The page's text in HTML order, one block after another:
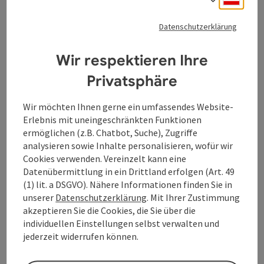
Farbstiften pro Jahr der bedeutendste Hersteller der
Bildhaft ausgedrückt ergeben die Stifte – hintereinander
acht mal um die Erde ! Im Werk in Engelhartszell werden
Textmarker in vielen bunten Farben hergestellt. Hier ein
toller Werbefilm von Faber-Castell:
https://www.youtube.com/watch?v=JQE2q-
A/T STORE
A / T Store - Slow Fashion Linz. Ein kleiner Laden, zentral
gelegen, in der Linzer Altstadt.
Linz
Öffnungszeiten
MOMontag geöffnet
DIDienstag geöffnet
MIMittwoch geöffnet
DODonnerstag geöffnet
FRFreitag geöffnet
SASamstag geöffnet
Datenschutzerklärung
Wir respektieren Ihre
Privatsphäre
Wir möchten Ihnen gerne ein umfassendes Website-
Erlebnis mit uneingeschränkten Funktionen
ermöglichen (z.B. Chatbot, Suche), Zugriffe
analysieren sowie Inhalte personalisieren, wofür wir
Cookies verwenden. Vereinzelt kann eine
Datenübermittlung in ein Drittland erfolgen (Art. 49
(1) lit. a DSGVO). Nähere Informationen finden Sie in
unserer Datenschutzerklärung. Mit Ihrer Zustimmung
akzeptieren Sie die Cookies, die Sie über die
individuellen Einstellungen selbst verwalten und
jederzeit widerrufen können.